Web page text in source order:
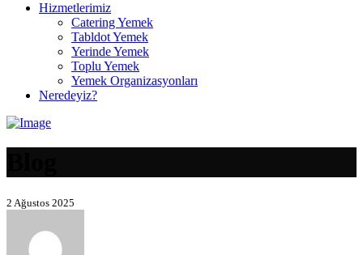
Hizmetlerimiz
Catering Yemek
Tabldot Yemek
Yerinde Yemek
Toplu Yemek
Yemek Organizasyonları
Neredeyiz?
2 Ağustos 2025